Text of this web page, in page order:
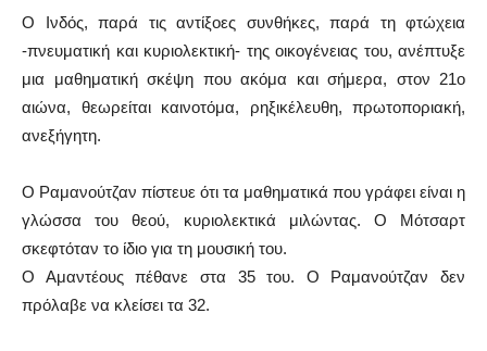
Ο Ινδός, παρά τις αντίξοες συνθήκες, παρά τη φτώχεια
-πνευματική και κυριολεκτική- της οικογένειας του, ανέπτυξε
μια μαθηματική σκέψη που ακόμα και σήμερα, στον 21ο
αιώνα, θεωρείται καινοτόμα, ρηξικέλευθη, πρωτοποριακή,
ανεξήγητη.
Ο Ραμανούτζαν πίστευε ότι τα μαθηματικά που γράφει είναι η
γλώσσα του θεού, κυριολεκτικά μιλώντας. Ο Μότσαρτ
σκεφτόταν το ίδιο για τη μουσική του.
Ο Αμαντέους πέθανε στα 35 του. Ο Ραμανούτζαν δεν
πρόλαβε να κλείσει τα 32.